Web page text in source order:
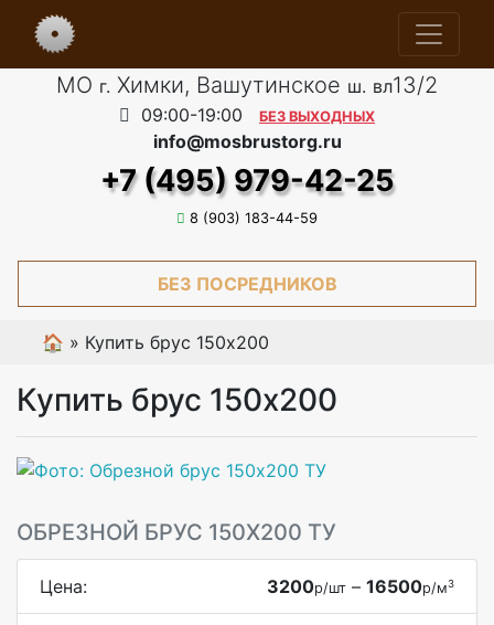
МО г. Химки, Вашутинское ш. вл13/2
09:00-19:00 БЕЗ ВЫХОДНЫХ
info@mosbrustorg.ru
+7 (495) 979-42-25
8 (903) 183-44-59
БЕЗ ПОСРЕДНИКОВ
🏠 » Купить брус 150х200
Купить брус 150х200
ОБРЕЗНОЙ БРУС 150Х200 ТУ
Цена: 3200р/шт – 16500р/м3